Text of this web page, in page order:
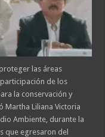
las áreas
de los
la conservación y
Martha Liliana Victoria
Ambiente, durante la
que egresaron del